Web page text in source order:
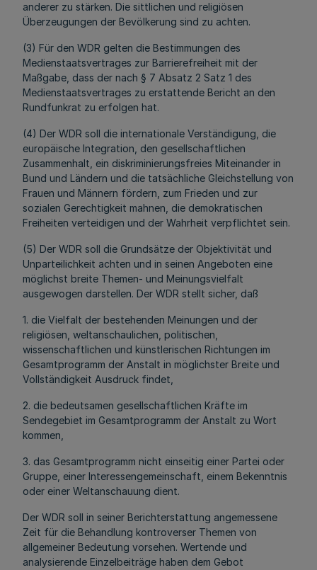
anderer zu stärken. Die sittlichen und religiösen
Überzeugungen der Bevölkerung sind zu achten.
(3) Für den WDR gelten die Bestimmungen des
Medienstaatsvertrages zur Barrierefreiheit mit der
Maßgabe, dass der nach § 7 Absatz 2 Satz 1 des
Medienstaatsvertrages zu erstattende Bericht an den
Rundfunkrat zu erfolgen hat.
(4) Der WDR soll die internationale Verständigung, die
europäische Integration, den gesellschaftlichen
Zusammenhalt, ein diskriminierungsfreies Miteinander in
Bund und Ländern und die tatsächliche Gleichstellung von
Frauen und Männern fördern, zum Frieden und zur
sozialen Gerechtigkeit mahnen, die demokratischen
Freiheiten verteidigen und der Wahrheit verpflichtet sein.
(5) Der WDR soll die Grundsätze der Objektivität und
Unparteilichkeit achten und in seinen Angeboten eine
möglichst breite Themen- und Meinungsvielfalt
ausgewogen darstellen. Der WDR stellt sicher, daß
1. die Vielfalt der bestehenden Meinungen und der
religiösen, weltanschaulichen, politischen,
wissenschaftlichen und künstlerischen Richtungen im
Gesamtprogramm der Anstalt in möglichster Breite und
Vollständigkeit Ausdruck findet,
2. die bedeutsamen gesellschaftlichen Kräfte im
Sendegebiet im Gesamtprogramm der Anstalt zu Wort
kommen,
3. das Gesamtprogramm nicht einseitig einer Partei oder
Gruppe, einer Interessengemeinschaft, einem Bekenntnis
oder einer Weltanschauung dient.
Der WDR soll in seiner Berichterstattung angemessene
Zeit für die Behandlung kontroverser Themen von
allgemeiner Bedeutung vorsehen. Wertende und
analysierende Einzelbeiträge haben dem Gebot